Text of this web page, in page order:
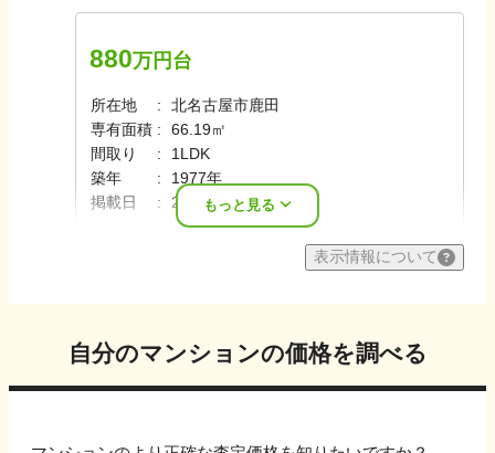
880万円台
所在地
北名古屋市鹿田
専有面積
66.19㎡
間取り
1LDK
築年
1977年
掲載日
2026年06月
もっと見る
表示情報について
自分のマンションの価格を調べる